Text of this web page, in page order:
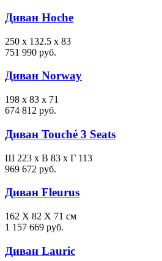
Диван Hoche
250 x 132.5 x 83
751 990 руб.
Диван Norway
198 x 83 x 71
674 812 руб.
Диван Touché 3 Seats
Ш 223 x В 83 x Г 113
969 672 руб.
Диван Fleurus
162 X 82 X 71 см
1 157 669 руб.
Диван Lauric